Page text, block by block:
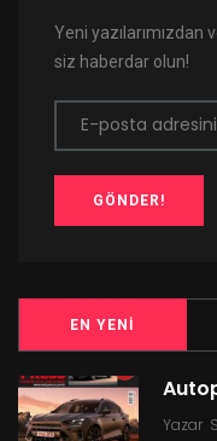
Yeni yazılarımızdan
siz haberdar olun!
E-posta
GÖNDER!
EN YENI
Yazar